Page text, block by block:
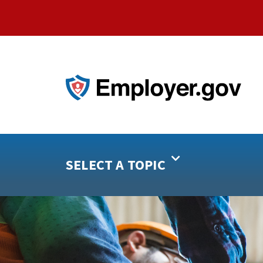
SELECT A TOPIC